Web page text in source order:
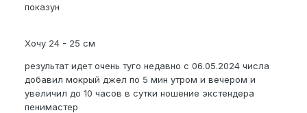
показун
Хочу 24 - 25 см
результат идет очень туго недавно с 06.05.2024 числа
добавил мокрый джел по 5 мин утром и вечером и
увеличил до 10 часов в сутки ношение экстендера
пенимастер